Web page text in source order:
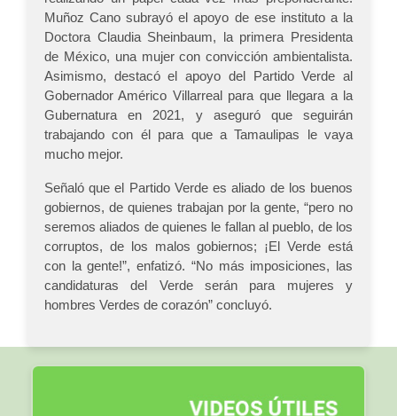
Muñoz Cano subrayó el apoyo de ese instituto a la
Doctora Claudia Sheinbaum, la primera Presidenta
de México, una mujer con convicción ambientalista.
Asimismo, destacó el apoyo del Partido Verde al
Gobernador Américo Villarreal para que llegara a la
Gubernatura en 2021, y aseguró que seguirán
trabajando con él para que a Tamaulipas le vaya
mucho mejor.
Señaló que el Partido Verde es aliado de los buenos
gobiernos, de quienes trabajan por la gente, “pero no
seremos aliados de quienes le fallan al pueblo, de los
corruptos, de los malos gobiernos; ¡El Verde está
con la gente!”, enfatizó. “No más imposiciones, las
candidaturas del Verde serán para mujeres y
hombres Verdes de corazón” concluyó.